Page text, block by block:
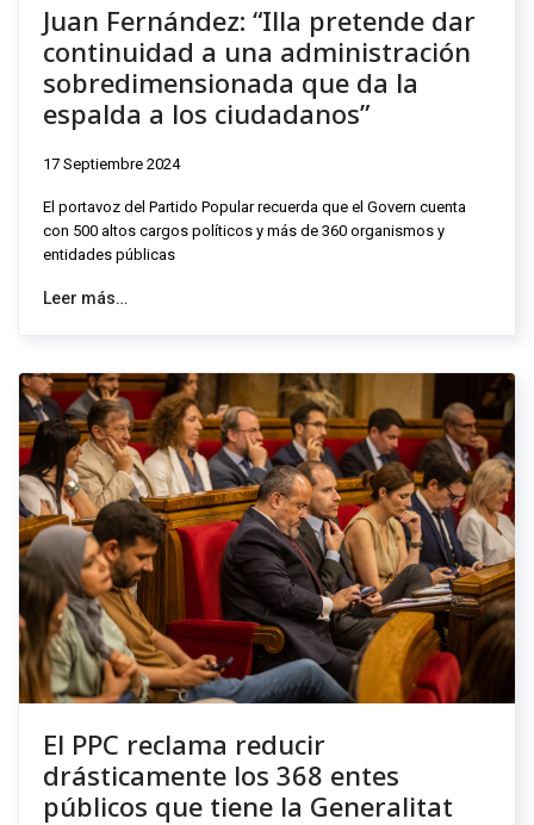
Juan Fernández: “Illa pretende dar
continuidad a una administración
sobredimensionada que da la
espalda a los ciudadanos”
17 Septiembre 2024
El portavoz del Partido Popular recuerda que el Govern cuenta
con 500 altos cargos políticos y más de 360 organismos y
entidades públicas
Leer más…
El PPC reclama reducir
drásticamente los 368 entes
públicos que tiene la Generalitat